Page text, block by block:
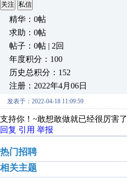
关注 私信
精华：0帖
求助：0帖
帖子：0帖 | 2回
年度积分：100
历史总积分：152
注册：2022年4月06日
发表于：2022-04-18 11:09:59
支持你！~敢想敢做就已经很厉害了
回复 引用 举报
热门招聘
相关主题